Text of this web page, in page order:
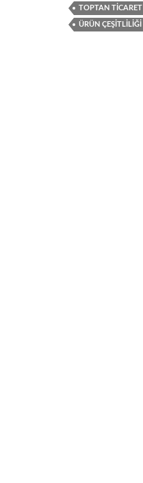
TOPTAN TICARET
ÜRÜN ÇEŞITLILIĞI